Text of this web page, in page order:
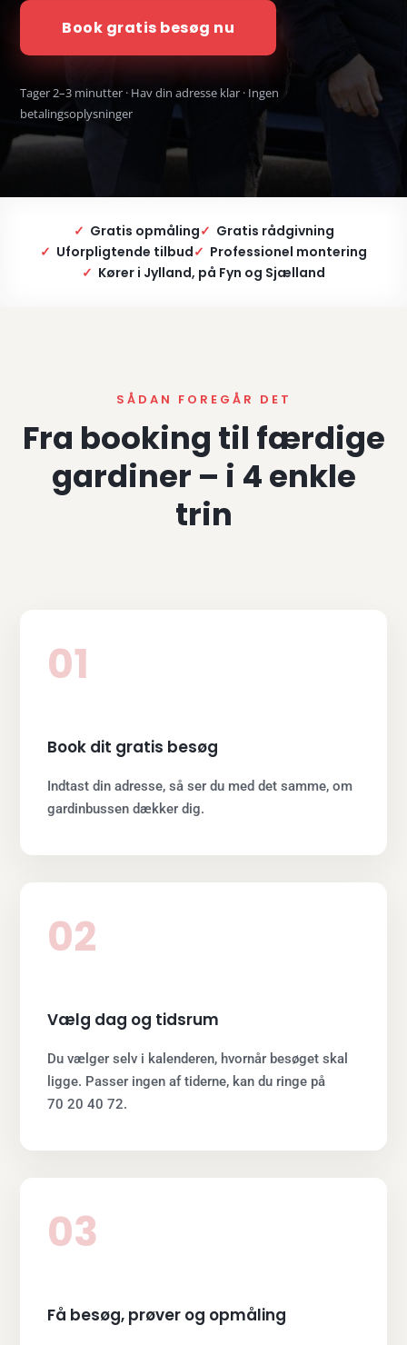
Book gratis besøg nu
Tager 2–3 minutter · Hav din adresse klar · Ingen
betalingsoplysninger
✓ Gratis opmåling✓ Gratis rådgivning
✓ Uforpligtende tilbud✓ Professionel montering
✓ Kører i Jylland, på Fyn og Sjælland
SÅDAN FOREGÅR DET
Fra booking til færdige
gardiner – i 4 enkle
trin
01
Book dit gratis besøg
Indtast din adresse, så ser du med det samme, om
gardinbussen dækker dig.
02
Vælg dag og tidsrum
Du vælger selv i kalenderen, hvornår besøget skal
ligge. Passer ingen af tiderne, kan du ringe på
70 20 40 72.
03
Få besøg, prøver og opmåling